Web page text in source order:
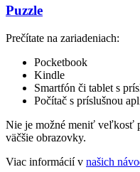
Puzzle
Prečítate na zariadeniach:
Pocketbook
Kindle
Smartfón či tablet s
Počítač s príslušnou
Nie je možné meniť veľkosť
väčšie obrazovky.
Viac informácií v našich